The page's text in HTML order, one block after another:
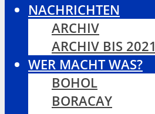
NACHRICHTEN
ARCHIV
ARCHIV BIS 2021
WER MACHT WAS?
BOHOL
BORACAY